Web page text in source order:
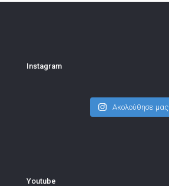
Instagram
Ακολούθησε μας
Youtube